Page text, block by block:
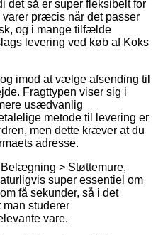
det så er super fleksibelt for
præcis når det passer
og i mange tilfælde
levering ved køb af Koks
imod at vælge afsending til
Fragttypen viser sig i
usædvanlig
metode til levering er
men dette kræver at du
adresse.
> Støttemure,
super essentiel om
få sekunder, så i det
man studerer
vare.